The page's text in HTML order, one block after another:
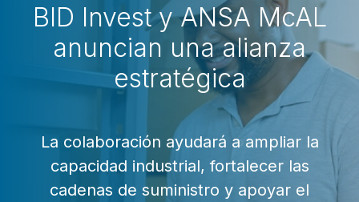
BID Invest y ANSA McAL
anuncian una alianza
estratégica
La colaboración ayudará a ampliar la
capacidad industrial, fortalecer las
cadenas de suministro y apoyar el